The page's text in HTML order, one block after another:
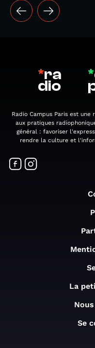
*ra
dio
*
Radio Campus Paris est
aux pratiques
général : favoriser
rendre la culture et
La
Se